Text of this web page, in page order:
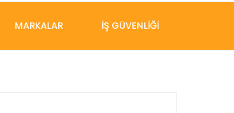
MARKALAR İŞ GÜVENLİĞİ